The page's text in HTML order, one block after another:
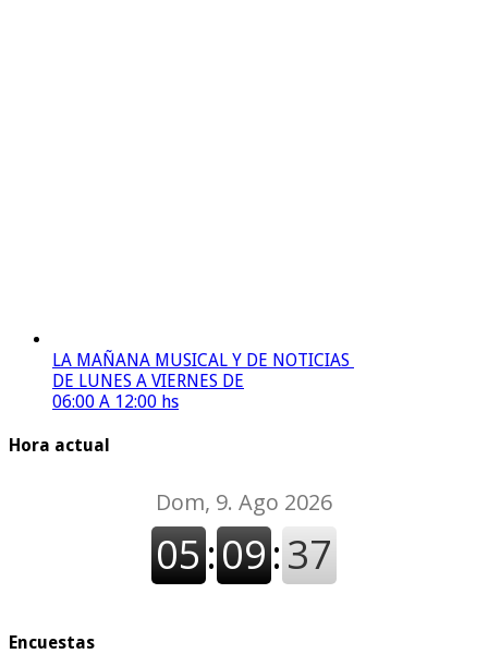
LA MAÑANA MUSICAL Y DE NOTICIAS
DE LUNES A VIERNES DE
06:00 A 12:00 hs
Hora actual
Encuestas